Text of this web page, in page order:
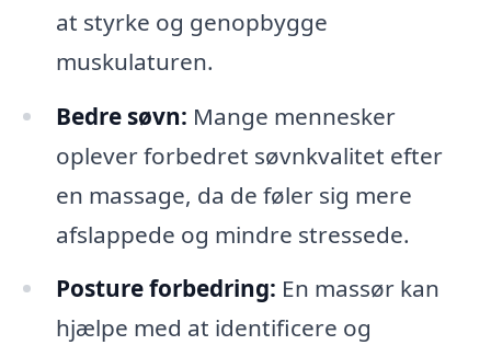
at styrke og genopbygge
muskulaturen.
Bedre søvn: Mange mennesker
oplever forbedret søvnkvalitet efter
en massage, da de føler sig mere
afslappede og mindre stressede.
Posture forbedring: En massør kan
hjælpe med at identificere og